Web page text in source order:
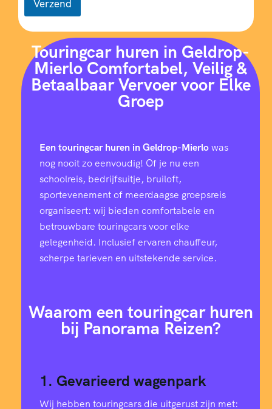
Verzend
Touringcar huren in Geldrop-
Mierlo Comfortabel, Veilig &
Betaalbaar Vervoer voor Elke
Groep
Een touringcar huren in Geldrop-Mierlowas
nog nooit zo eenvoudig! Of je nu een
schoolreis, bedrijfsuitje, bruiloft,
sportevenement of meerdaagse groepsreis
organiseert: wij bieden comfortabele en
betrouwbare touringcars voor elke
gelegenheid. Inclusief ervaren chauffeur,
scherpe tarieven en uitstekende service.
Waarom een touringcar huren
bij Panorama Reizen?
1. Gevarieerd wagenpark
Wij hebben touringcars die uitgerust zijn met: